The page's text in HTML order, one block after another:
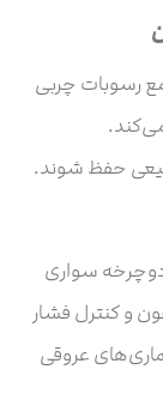
رسوبات چربی
حفظ شوند.
دوچرخه‌ سواری
و کنترل فشار
عروقی